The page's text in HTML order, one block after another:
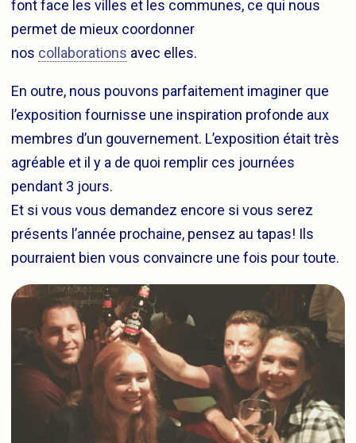
font face les villes et les communes, ce qui nous
permet de mieux coordonner
nos collaborations avec elles.
En outre, nous pouvons parfaitement imaginer que
l’exposition fournisse une inspiration profonde aux
membres d’un gouvernement. L’exposition était très
agréable et il y a de quoi remplir ces journées
pendant 3 jours.
Et si vous vous demandez encore si vous serez
présents l’année prochaine, pensez au tapas! Ils
pourraient bien vous convaincre une fois pour toute.